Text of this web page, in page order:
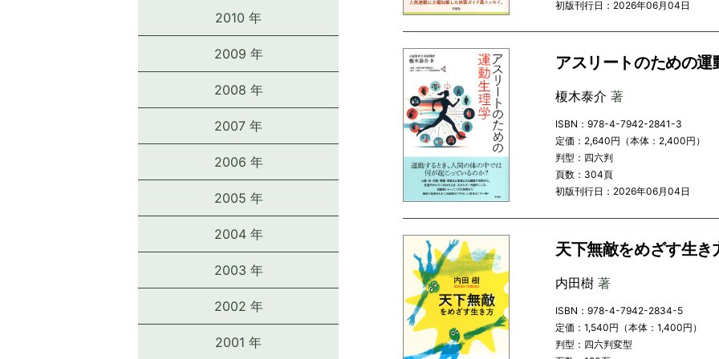
2010 年
2009 年
2008 年
2007 年
2006 年
2005 年
2004 年
2003 年
2002 年
2001 年
初版刊行日：2026年06月04日
アスリートのための運
榎木泰介 著
ISBN：978-4-7942-2841-3
定価：2,640円（本体：2,400円）
判型：四六判
頁数：304頁
初版刊行日：2026年06月04日
天下無敵をめざす生き
内田樹 著
ISBN：978-4-7942-2834-5
定価：1,540円（本体：1,400円）
判型：四六判変型